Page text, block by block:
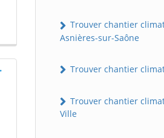
Trouver chantier
Asnières-sur-Saône
Trouver chantier
Trouver chantier
Ville